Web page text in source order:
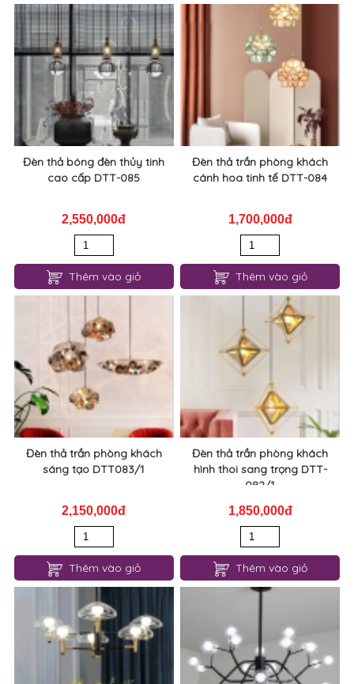
Đèn thả bóng đèn thủy tinh
cao cấp DTT-085
2,550,000đ
Thêm vào giỏ
Đèn thả trần phòng khách
cánh hoa tinh tế DTT-084
1,700,000đ
Thêm vào giỏ
Đèn thả trần phòng khách
sáng tạo DTT083/1
2,150,000đ
Thêm vào giỏ
Đèn thả trần phòng khách
hình thoi sang trọng DTT-
082/1
1,850,000đ
Thêm vào giỏ